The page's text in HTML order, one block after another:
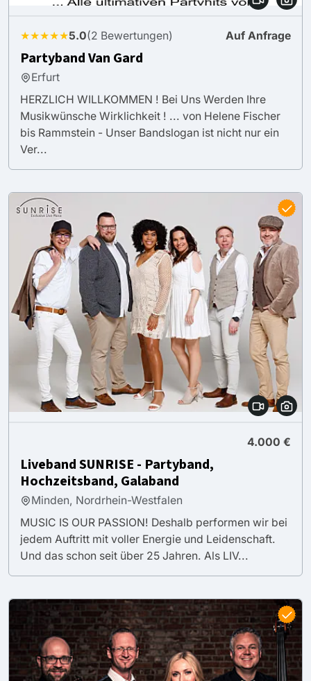
★★★★★5.0(2 Bewertungen) Auf Anfrage
Partyband Van Gard
Erfurt
HERZLICH WILLKOMMEN ! Bei Uns Werden Ihre
Musikwünsche Wirklichkeit ! ... von Helene Fischer
bis Rammstein - Unser Bandslogan ist nicht nur ein
Ver...
4.000 €
Liveband SUNRISE - Partyband,
Hochzeitsband, Galaband
Minden, Nordrhein-Westfalen
MUSIC IS OUR PASSION! Deshalb performen wir bei
jedem Auftritt mit voller Energie und Leidenschaft.
Und das schon seit über 25 Jahren. Als LIV...